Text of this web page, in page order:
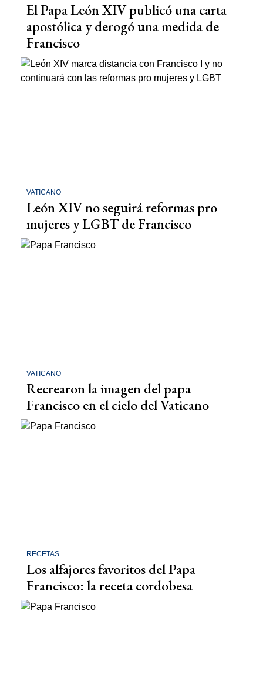
El Papa León XIV publicó una carta
apostólica y derogó una medida de
Francisco
VATICANO
León XIV no seguirá reformas pro
mujeres y LGBT de Francisco
VATICANO
Recrearon la imagen del papa
Francisco en el cielo del Vaticano
RECETAS
Los alfajores favoritos del Papa
Francisco: la receta cordobesa